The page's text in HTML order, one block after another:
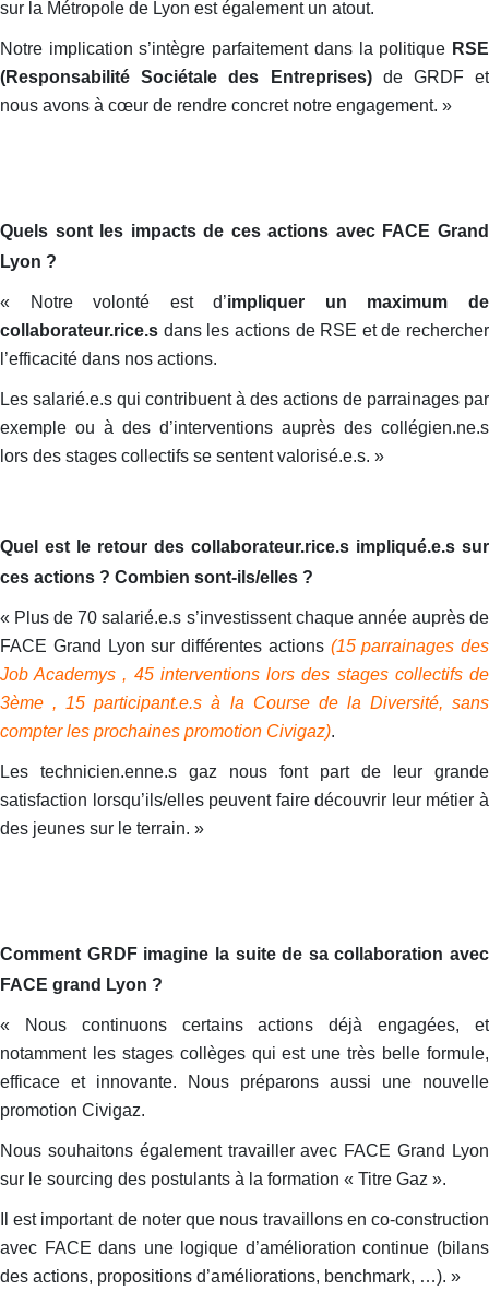
sur la Métropole de Lyon est également un atout.
Notre implication s’intègre parfaitement dans la politique RSE
(Responsabilité Sociétale des Entreprises)de GRDF et
nous avons à cœur de rendre concret notre engagement. »
Quels sont les impacts de ces actions avec FACE Grand
Lyon ?
« Notre volonté est d’impliquer un maximum de
collaborateur.rice.s dans les actions de RSE et de rechercher
l’efficacité dans nos actions.
Les salarié.e.s qui contribuent à des actions de parrainages par
exemple ou à des d’interventions auprès des collégien.ne.s
lors des stages collectifs se sentent valorisé.e.s. »
Quel est le retour des collaborateur.rice.s impliqué.e.s sur
ces actions ? Combien sont-ils/elles ?
« Plus de 70 salarié.e.s s’investissent chaque année auprès de
FACE Grand Lyon sur différentes actions (15 parrainages des
Job Academys , 45 interventions lors des stages collectifs de
3ème , 15 participant.e.s à la Course de la Diversité, sans
compter les prochaines promotion Civigaz).
Les technicien.enne.s gaz nous font part de leur grande
satisfaction lorsqu’ils/elles peuvent faire découvrir leur métier à
des jeunes sur le terrain. »
Comment GRDF imagine la suite de sa collaboration avec
FACE grand Lyon ?
« Nous continuons certains actions déjà engagées, et
notamment les stages collèges qui est une très belle formule,
efficace et innovante. Nous préparons aussi une nouvelle
promotion Civigaz.
Nous souhaitons également travailler avec FACE Grand Lyon
sur le sourcing des postulants à la formation « Titre Gaz ».
Il est important de noter que nous travaillons en co-construction
avec FACE dans une logique d’amélioration continue (bilans
des actions, propositions d’améliorations, benchmark, …). »